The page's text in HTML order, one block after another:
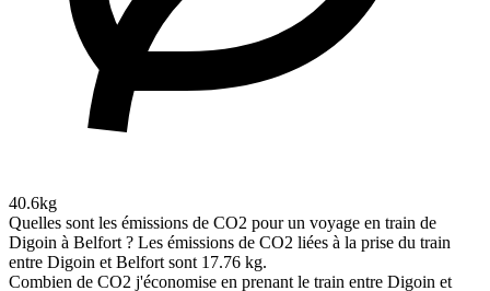
40.6kg
Quelles sont les émissions de CO2 pour un voyage en train de
Digoin à Belfort ? Les émissions de CO2 liées à la prise du train
entre Digoin et Belfort sont 17.76 kg.
Combien de CO2 j'économise en prenant le train entre Digoin et